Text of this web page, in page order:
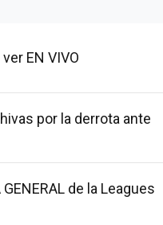
EN VIVO
por la derrota ante
de la Leagues